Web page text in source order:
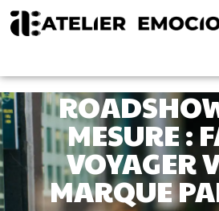
MESURE :
VOYAGER
MARQUE